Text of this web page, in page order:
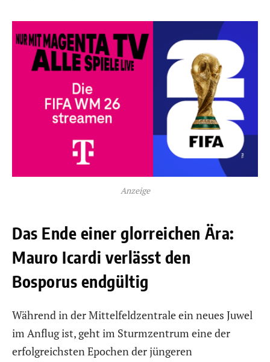
Anzeige
Das Ende einer glorreichen Ära:
Mauro Icardi verlässt den
Bosporus endgültig
Während in der Mittelfeldzentrale ein neues Juwel
im Anflug ist, geht im Sturmzentrum eine der
erfolgreichsten Epochen der jüngeren